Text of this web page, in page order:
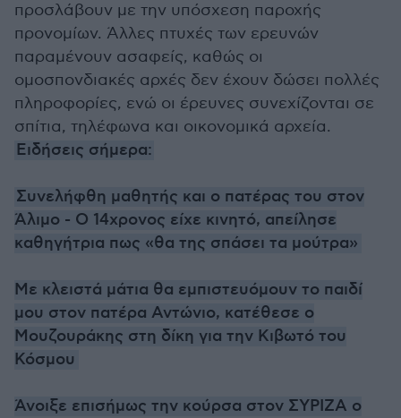
προσλάβουν με την υπόσχεση παροχής
προνομίων. Άλλες πτυχές των ερευνών
παραμένουν ασαφείς, καθώς οι
ομοσπονδιακές αρχές δεν έχουν δώσει πολλές
πληροφορίες, ενώ οι έρευνες συνεχίζονται σε
σπίτια, τηλέφωνα και οικονομικά αρχεία.
Ειδήσεις σήμερα:
Συνελήφθη μαθητής και ο πατέρας του στον
Άλιμο - Ο 14χρονος είχε κινητό, απείλησε
καθηγήτρια πως «θα της σπάσει τα μούτρα»
Με κλειστά μάτια θα εμπιστευόμουν το παιδί
μου στον πατέρα Αντώνιο, κατέθεσε ο
Μουζουράκης στη δίκη για την Κιβωτό του
Κόσμου
Άνοιξε επισήμως την κούρσα στον ΣΥΡΙΖΑ ο